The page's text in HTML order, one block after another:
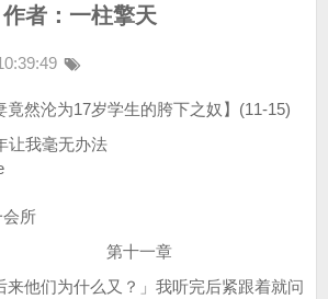
者：一柱擎天
竟然沦为17岁学生的胯下之奴】(11-15)
让我毫无办法
会所
一章
他们为什么又？」我听完后紧跟着就问